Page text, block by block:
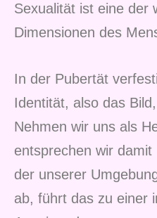
Sexualität ist eine der
Dimensionen des
In der Pubertät
Identität, also das
Nehmen wir uns als
entsprechen wir
der unserer
ab, führt das zu einer